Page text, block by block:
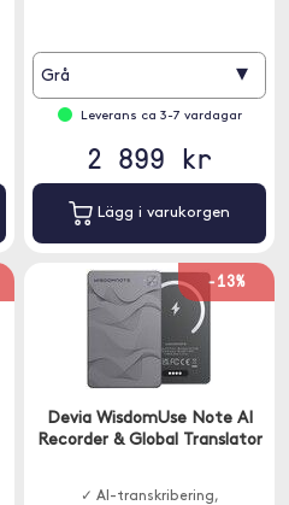
Grå ▾
Leverans ca 3-7 vardagar
2 899 kr
Lägg i varukorgen
-13%
Devia WisdomUse Note AI
Recorder & Global Translator
✓ AI-transkribering,